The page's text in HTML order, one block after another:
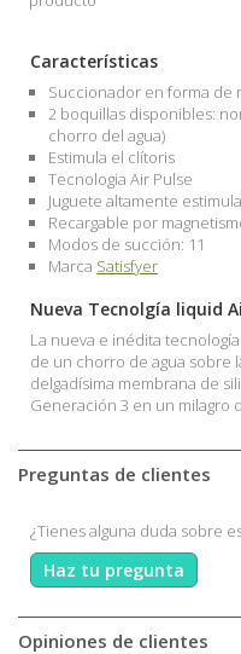
Características
Succionador en forma de
2 boquillas disponibles:
chorro del agua)
Estimula el clítoris
Tecnologia Air Pulse
Juguete altamente
Recargable por
Modos de succión: 11
Marca Satisfyer
Nueva Tecnolgía liquid
La nueva e inédita
de un chorro de agua sobre
delgadísima membrana de
Generación 3 en un milagro
Preguntas de clientes
¿Tienes alguna duda sobre
Haz tu pregunta
Opiniones de clientes